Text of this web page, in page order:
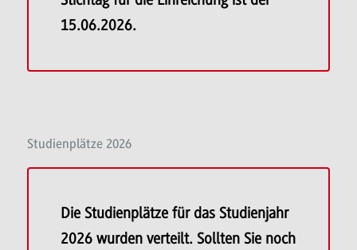
15.06.2026.
Studienplätze 2026
Die Studienplätze für das Studienjahr
2026 wurden verteilt. Sollten Sie noch